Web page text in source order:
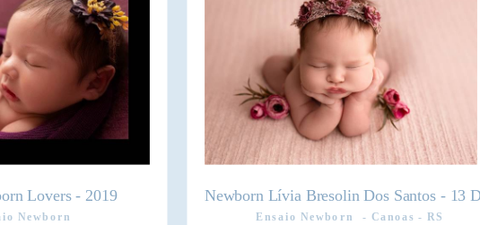
Lovers - 2019
Newborn
Newborn Lívia Bresolin Dos Santos - 13
Ensaio Newborn Canoas - RS